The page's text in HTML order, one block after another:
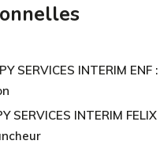
SERVICES INTERIM ENF :
SERVICES INTERIM FELIX